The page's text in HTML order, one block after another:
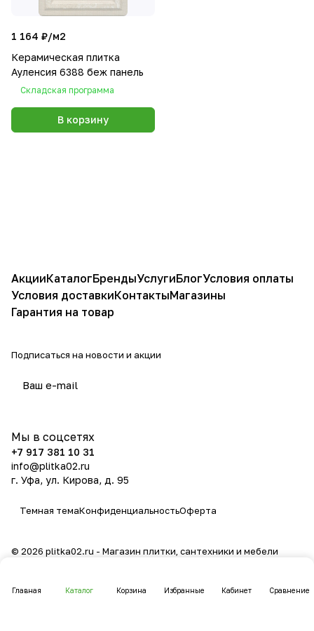
1 164 ₽/м2
Керамическая плитка
Ауленсия 6388 беж панель
Складская программа
В корзину
Главная Каталог Корзина Избранные Кабинет Сравнение
АкцииКаталогБрендыУслугиБлогУсловия оплаты
Условия доставкиКонтактыМагазины
Гарантия на товар
Подписаться на новости и акции
Мы в соцсетях
+7 917 381 10 31
info@plitka02.ru
г. Уфа, ул. Кирова, д. 95
Темная темаКонфиденциальностьОферта
© 2026 plitka02.ru - Магазин плитки, сантехники и мебели